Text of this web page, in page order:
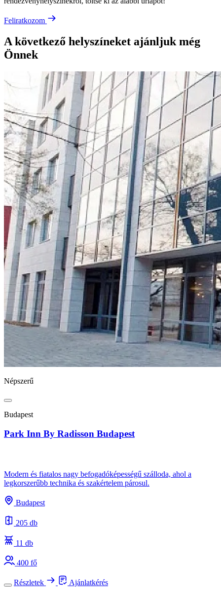
Feliratkozom
A következő helyszíneket ajánljuk még
Önnek
Népszerű
Budapest
Park Inn By Radisson Budapest
Modern és fiatalos nagy befogadóképességű szálloda, ahol a
legkorszerűbb technika és szakértelem párosul.
Budapest
205 db
11 db
400 fő
Részletek Ajánlatkérés